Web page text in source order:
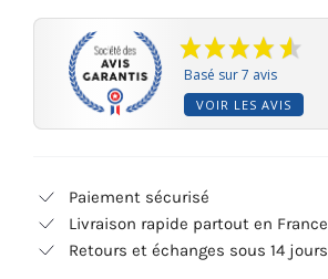
Basé sur 7 avis
VOIR LES AVIS
Paiement sécurisé
Livraison rapide partout en France
Retours et échanges sous 14 jours